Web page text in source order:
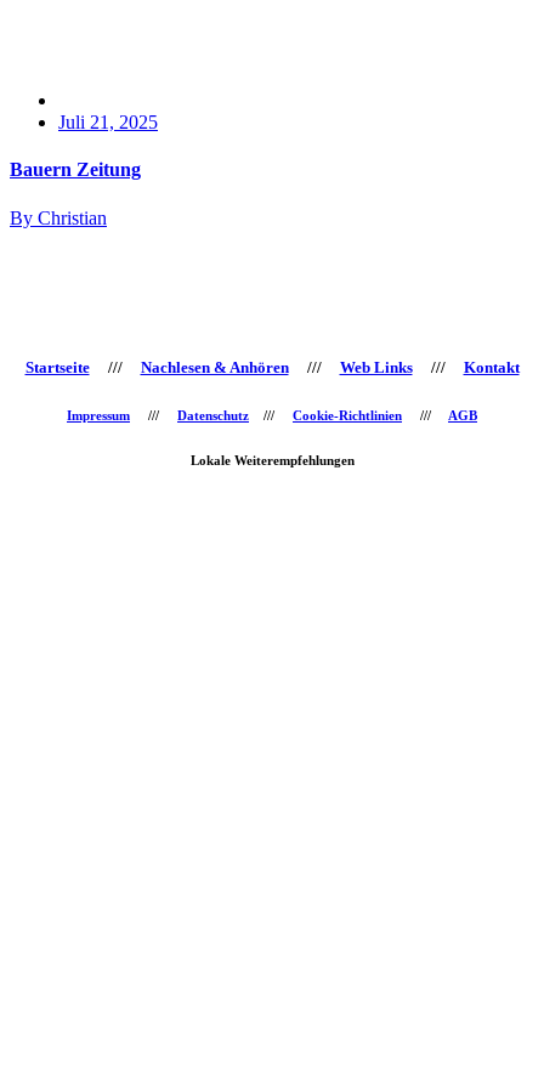
Juli 21, 2025
Bauern Zeitung
By Christian
Startseite/// Nachlesen & Anhören/// Web Links/// Kontakt
Impressum /// Datenschutz /// Cookie-Richtlinien /// AGB
Lokale Weiterempfehlungen